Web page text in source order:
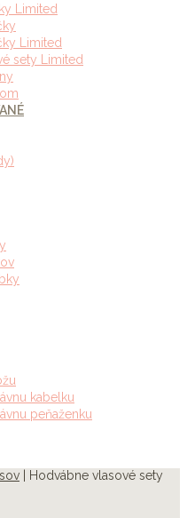
Limited
Limited
sety Limited
kabelku
peňaženku
| Hodvábne vlasové sety